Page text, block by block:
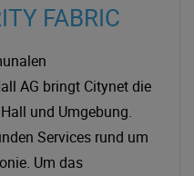
FABRIC
AG bringt Citynet die
und Umgebung.
Services rund um
Um das